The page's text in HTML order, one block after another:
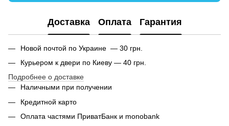
Доставка Оплата Гарантия
Новой почтой по Украине — 30 грн.
Курьером к двери по Киеву — 40 грн.
Подробнее о доставке
Наличными при получении
Кредитной карто
Оплата частями ПриватБанк и monobank